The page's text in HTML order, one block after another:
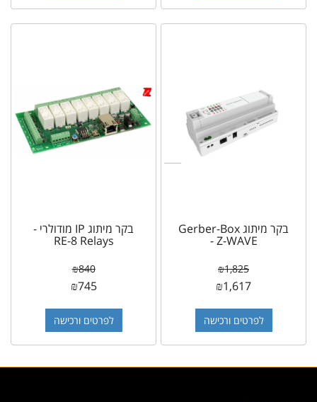
בקר מיתוג Gerber-Box
- Z-WAVE
₪1,825
₪1,617
לפרטים ורכישה
בקר מיתוג IP מודולרי -
RE-8 Relays
₪840
₪745
לפרטים ורכישה